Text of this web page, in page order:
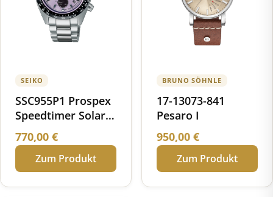
SEIKO
SSC955P1 Prospex
Speedtimer Solar
Chronograph
World Athletics
Championships
Tokyo 25 Limited
Edition
770,00 €
Zum Produkt
BRUNO SÖHNLE
17-13073-841
Pesaro I
950,00 €
Zum Produkt